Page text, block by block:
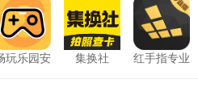
玩乐园安
集换社
红手指专业